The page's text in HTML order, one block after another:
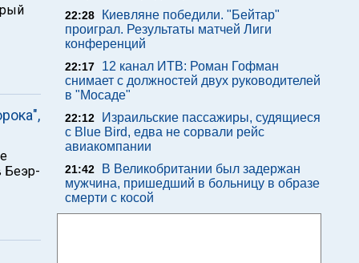
Беэр-
22:28
Киевляне победили. "Бейтар"
проиграл. Результаты матчей Лиги
конференций
22:17
12 канал ИТВ: Роман Гофман
снимает с должностей двух руководителей
в "Мосаде"
22:12
Израильские пассажиры, судящиеся
с Blue Bird, едва не сорвали рейс
авиакомпании
21:42
В Великобритании был задержан
мужчина, пришедший в больницу в образе
смерти с косой